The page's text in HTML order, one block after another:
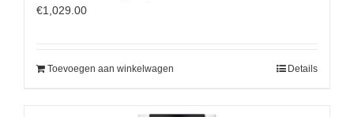
€1,029.00
Toevoegen aan winkelwagen Details